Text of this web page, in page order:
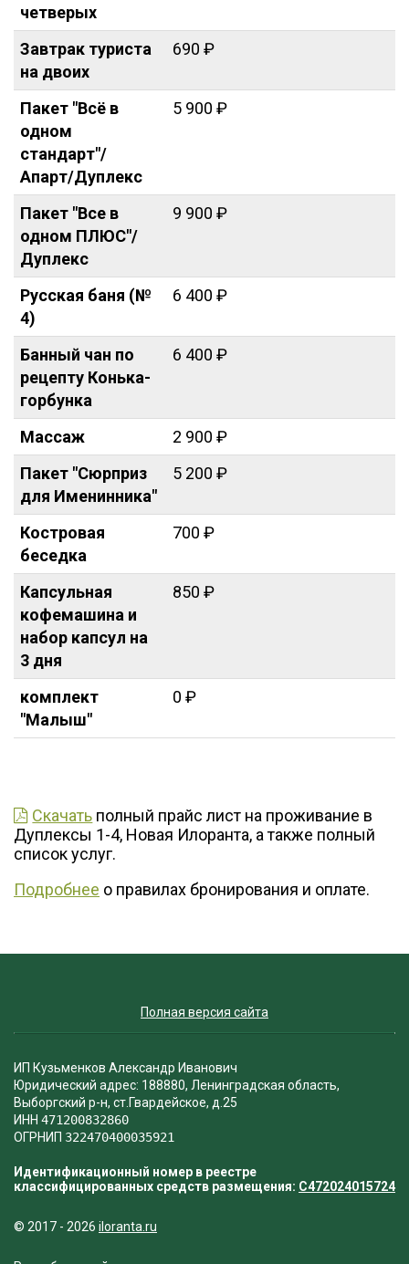
четверых
Завтрак туриста
на двоих
690 ₽
Пакет "Всё в
одном
стандарт"/
Апарт/Дуплекс
5 900 ₽
Пакет "Все в
одном ПЛЮС"/
Дуплекс
9 900 ₽
Русская баня (№
4)
6 400 ₽
Банный чан по
рецепту Конька-
горбунка
6 400 ₽
Массаж
2 900 ₽
Пакет "Сюрприз
для Именинника"
5 200 ₽
Костровая
беседка
700 ₽
Капсульная
кофемашина и
набор капсул на
3 дня
850 ₽
комплект
"Малыш"
0 ₽
Скачать полный прайс лист на проживание в
Дуплексы 1-4, Новая Илоранта, а также полный
список услуг.
Подробнее о правилах бронирования и оплате.
Полная версия сайта
ИП Кузьменков Александр Иванович
Юридический адрес: 188880, Ленинградская область,
Выборгский р-н, ст.Гвардейское, д.25
ИНН 471200832860
ОГРНИП 322470400035921
Идентификационный номер в реестре
классифицированных средств размещения: С472024015724
© 2017 - 2026 iloranta.ru